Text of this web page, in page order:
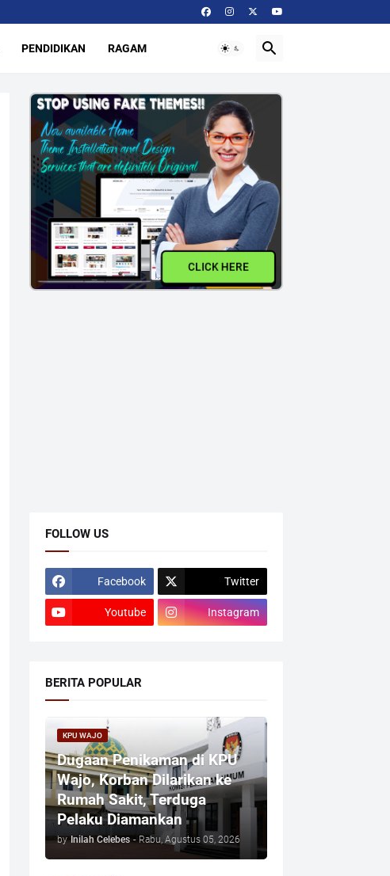
PENDIDIKAN RAGAM
CLICK HERE
FOLLOW US
Facebook Twitter
Youtube Instagram
BERITA POPULAR
KPU WAJO
Dugaan Penikaman di KPU
Wajo, Korban Dilarikan ke
Rumah Sakit, Terduga
Pelaku Diamankan
by Inilah Celebes - Rabu, Agustus 05, 2026